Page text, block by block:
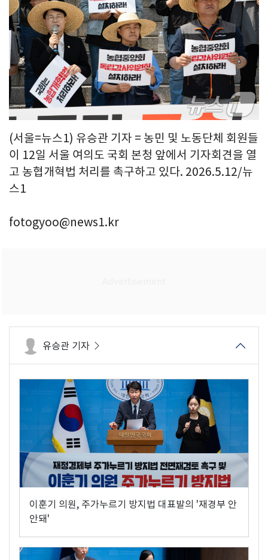
(서울=뉴스1) 유승관 기자 = 농민 및 노동단체 회원들
이 12일 서울 여의도 국회 본청 앞에서 기자회견을 열
고 농협개혁법 처리를 촉구하고 있다. 2026.5.12/뉴
스1
fotogyoo@news1.kr
유승관 기자
이훈기 의원, 주가누르기 방지법 대표발의 '재경부 안
안돼'